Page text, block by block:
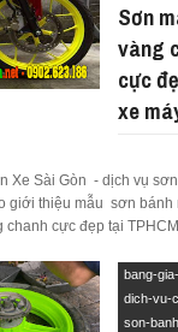
Sơn
vàng
cực
xe
Xe Sài Gòn - dịch vụ
giới thiệu mẫu sơn bánh
chanh cực đẹp tại
bang-
dich-vu-
son-